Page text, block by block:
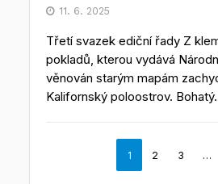
11. 6. 2025
Třetí svazek ediční řady Z
pokladů, kterou vydává
věnován starým mapám
Kalifornský poloostrov.
1 2 3 …